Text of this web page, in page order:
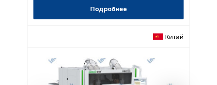
Подробнее
Китай